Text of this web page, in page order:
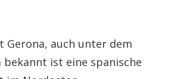
Gerona, auch unter dem
bekannt ist eine spanische